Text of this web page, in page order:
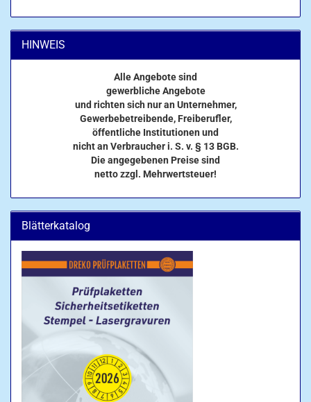
HINWEIS
Alle Angebote sind
gewerbliche Angebote
und richten sich nur an Unternehmer,
Gewerbebetreibende, Freiberufler,
öffentliche Institutionen und
nicht an Verbraucher i. S. v. § 13 BGB.
Die angegebenen Preise sind
netto zzgl. Mehrwertsteuer!
Blätterkatalog